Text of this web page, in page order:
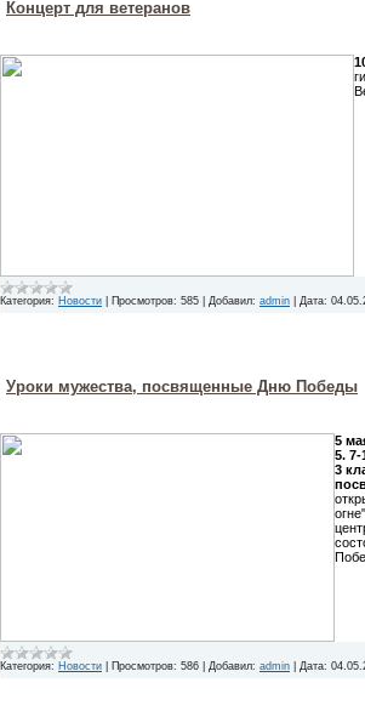
Концерт для ветеранов
Категория: Новости Просмотров: 585 Добавил: admin Дата:
Уроки мужества, посвященные Дню Победы
5
5. 7-
3
Категория: Новости Просмотров: 586 Добавил: admin Дата: